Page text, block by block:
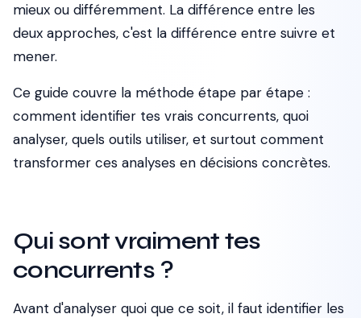
mieux ou différemment. La différence entre les
deux approches, c'est la différence entre suivre et
mener.
Ce guide couvre la méthode étape par étape :
comment identifier tes vrais concurrents, quoi
analyser, quels outils utiliser, et surtout comment
transformer ces analyses en décisions concrètes.
Qui sont vraiment tes
concurrents ?
Avant d'analyser quoi que ce soit, il faut identifier les